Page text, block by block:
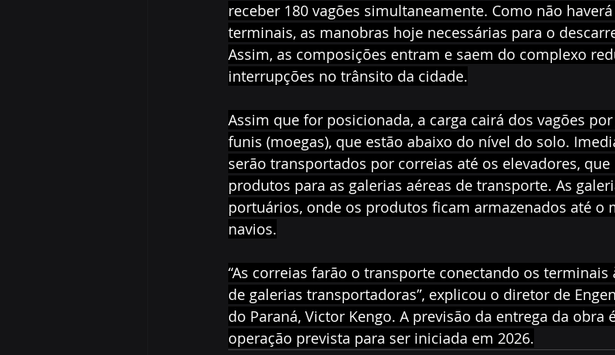
receber 180 vagões simultaneamente. Como não
terminais, as manobras hoje necessárias para o
Assim, as composições entram e saem do complexo
interrupções no trânsito da cidade.
Assim que for posicionada, a carga cairá dos vagões
funis (moegas), que estão abaixo do nível do solo.
serão transportados por correias até os elevadores,
produtos para as galerias aéreas de transporte. As
portuários, onde os produtos ficam armazenados até o
navios.
“As correias farão o transporte conectando os terminais
de galerias transportadoras”, explicou o diretor de
do Paraná, Victor Kengo. A previsão da entrega da obra
operação prevista para ser iniciada em 2026.